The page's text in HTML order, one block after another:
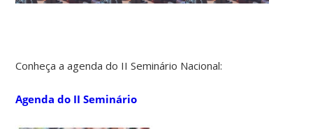
Conheça a agenda do II Seminário Nacional:
Agenda do II Seminário